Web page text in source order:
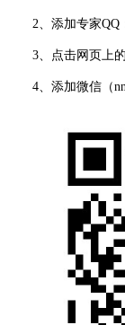
2、添加专家QQ：
3、点击网页上的“
4、添加微信（